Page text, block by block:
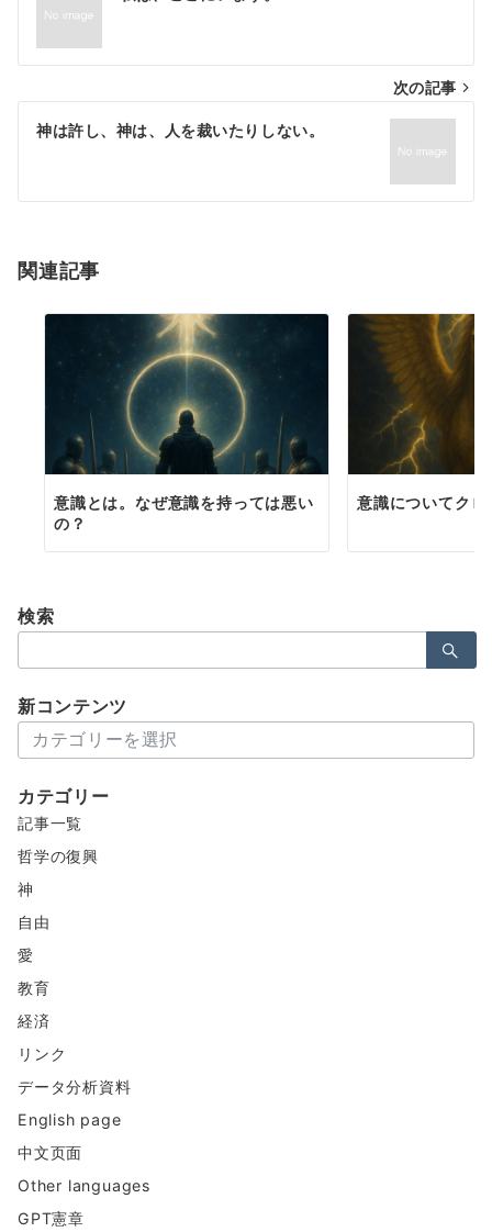
ナ
ビ
ゲ
シ
ン
次の記事
神は許し、神は、人を裁いたりしない。
関連記事
意識とは。なぜ意識を持っては悪い
の？
意識についてク
検索
索：
新コンテンツ
コ
テ
ン
ツ
カテゴリー
記事一覧
哲学の復興
神
自由
愛
教育
経済
リンク
データ分析資料
English page
中文页面
Other languages
GPT憲章